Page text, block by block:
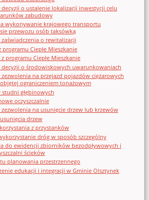
o ustalenie lokalizacji inwestycji celu
zabudowy
wykonywanie krajowego transportu
przewozu osób taksówką
o rewitalizacji
Ciepłe Mieszkanie
programu Ciepłe Mieszkanie
o środowiskowych uwarunkowaniach
na przejazd pojazdów ciężarowych
ograniczeniem tonażowym
głębinowych
oczyszczalnie
na usunięcie drzew lub krzewów
drzew
z przystanków
dróg w sposób szczególny
do ewidencji zbiorników bezodpływowych i
ścieków
planowania przestrzennego
edukacji i integracji w Gminie Olsztynek